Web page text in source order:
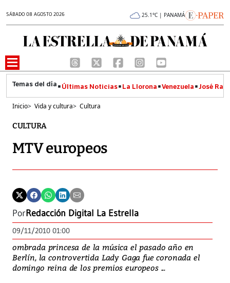
SÁBADO 08 AGOSTO 2026 25.1°C | PANAMÁ
Últimas Noticias La Llorona Venezuela José
Inicio> Vida y cultura> Cultura
CULTURA
MTV europeos
PorRedacción Digital La Estrella
09/11/2010 01:00
ombrada princesa de la música el pasado año en
Berlín, la controvertida Lady Gaga fue coronada el
domingo reina de los premios europeos ...